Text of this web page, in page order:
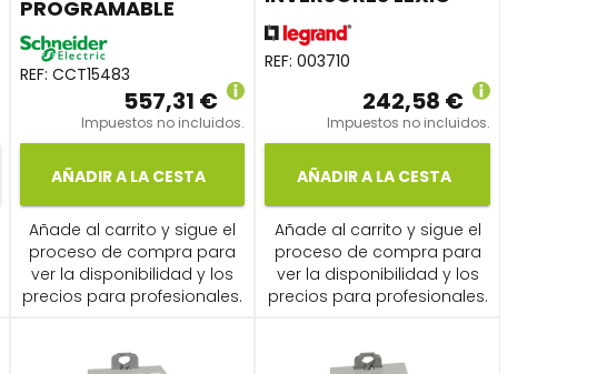
PROGRAMABLE
REF: CCT15483
557,31 €
Impuestos no incluidos.
AÑADIR A LA CESTA
Añade al carrito y sigue el
proceso de compra para
ver la disponibilidad y los
precios para profesionales.
REF:003710
242,58 €
Impuestos no incluidos.
AÑADIR A LA CESTA
Añade al carrito y sigue el
proceso de compra para
ver la disponibilidad y los
precios para profesionales.